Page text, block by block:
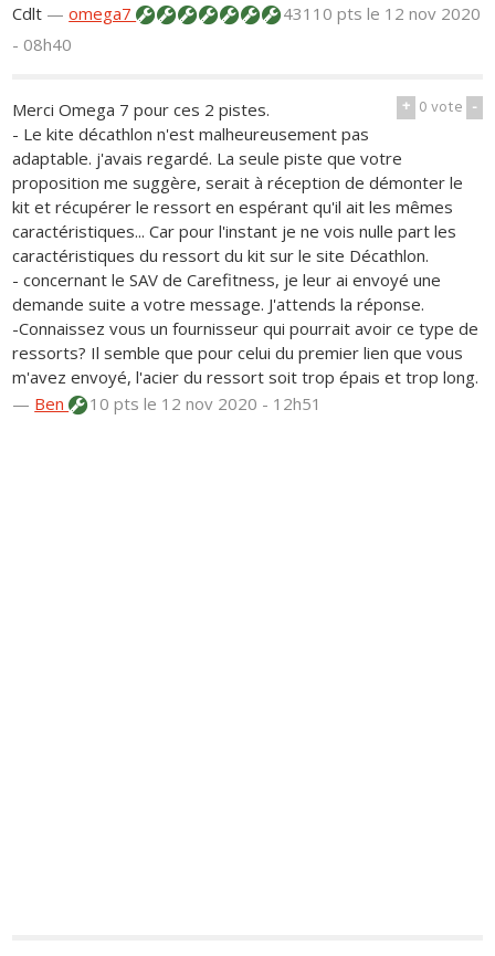
Cdlt —omega7 43110 ptsle 12 nov 2020
- 08h40
+ 0vote -
Merci Omega 7 pour ces 2 pistes.
- Le kite décathlon n'est malheureusement pas
adaptable. j'avais regardé. La seule piste que votre
proposition me suggère, serait à réception de démonter le
kit et récupérer le ressort en espérant qu'il ait les mêmes
caractéristiques... Car pour l'instant je ne vois nulle part les
caractéristiques du ressort du kit sur le site Décathlon.
- concernant le SAV de Carefitness, je leur ai envoyé une
demande suite a votre message. J'attends la réponse.
-Connaissez vous un fournisseur qui pourrait avoir ce type de
ressorts? Il semble que pour celui du premier lien que vous
m'avez envoyé, l'acier du ressort soit trop épais et trop long.
— Ben 10 ptsle 12 nov 2020 - 12h51